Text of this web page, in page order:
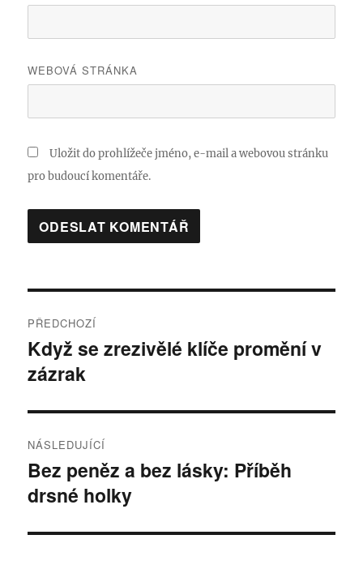
WEBOVÁ STRÁNKA
Uložit do prohlížeče jméno, e-mail a webovou stránku
pro budoucí komentáře.
pro
příspěvek
PŘEDCHOZÍ
Předchozí
příspěvek:
Když se zrezivělé klíče promění v
zázrak
NÁSLEDUJÍCÍ
Následující
příspěvek:
Bez peněz a bez lásky: Příběh
drsné holky